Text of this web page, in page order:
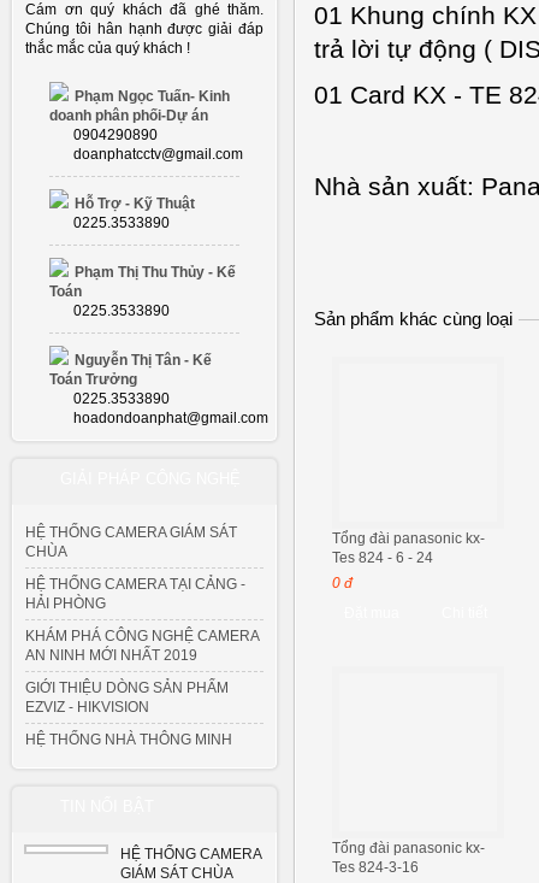
Cám ơn quý khách đã ghé thăm.
Chúng tôi hân hạnh được giải đáp
thắc mắc của quý khách !
Phạm Ngọc Tuấn- Kinh
doanh phân phối-Dự án
0904290890
doanphatcctv@gmail.com
Hỗ Trợ - Kỹ Thuật
0225.3533890
Phạm Thị Thu Thủy - Kế
Toán
0225.3533890
Nguyễn Thị Tân - Kế
Toán Trưởng
0225.3533890
hoadondoanphat@gmail.com
HỆ THỐNG CAMERA GIÁM SÁT
CHÙA
HỆ THỐNG CAMERA TẠI CẢNG -
HẢI PHÒNG
KHÁM PHÁ CÔNG NGHỆ CAMERA
AN NINH MỚI NHẤT 2019
GIỚI THIỆU DÒNG SẢN PHẨM
EZVIZ - HIKVISION
HỆ THỐNG NHÀ THÔNG MINH
HỆ THỐNG CAMERA
GIÁM SÁT CHÙA
01 Khung chính
trả lời tự động (
01 Card KX - TE
Nhà sản xuất:
Sản phẩm khác cùng loại
Tổng đài panasonic kx-
Tes 824 - 6 - 24
0 đ
Tổng đài panasonic kx-
Tes 824-3-16